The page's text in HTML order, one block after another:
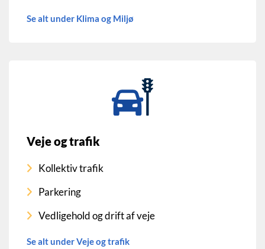
Se alt under Klima og Miljø
Veje og trafik
Kollektiv trafik
Parkering
Vedligehold og drift af veje
Se alt under Veje og trafik